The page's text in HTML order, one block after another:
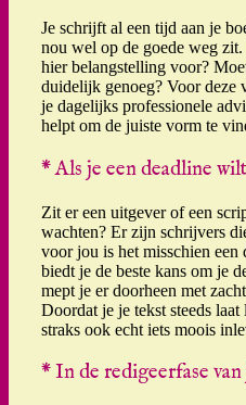
Je schrijft al een tijd aan je
nou wel op de goede weg
hier belangstelling voor?
duidelijk genoeg? Voor deze
je dagelijks professionele
helpt om de juiste vorm te
* Als je een deadline
Zit er een uitgever of een
wachten? Er zijn schrijvers
voor jou is het misschien
biedt je de beste kans om je
mept je er doorheen met
Doordat je je tekst steeds
straks ook echt iets moois
* In de redigeerfase